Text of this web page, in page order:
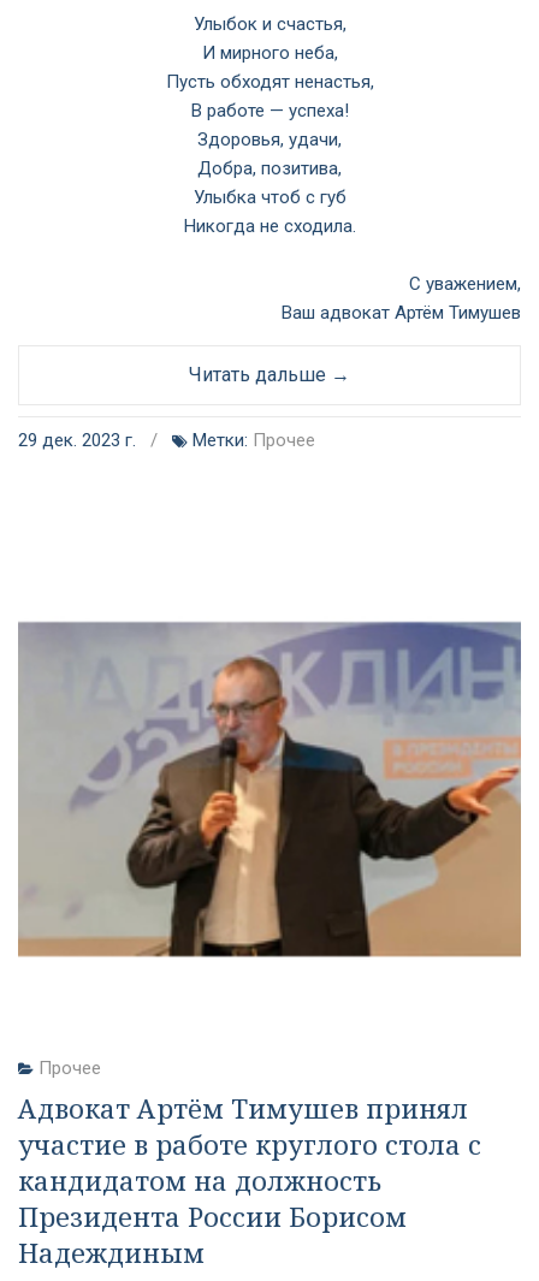
Улыбок и счастья,
И мирного неба,
Пусть обходят ненастья,
В работе — успеха!
Здоровья, удачи,
Добра, позитива,
Улыбка чтоб с губ
Никогда не сходила.
С уважением,
Ваш адвокат Артём Тимушев
Читать дальше →
29 дек. 2023 г. / Метки: Прочее
Прочее
Адвокат Артём Тимушев принял
участие в работе круглого стола с
кандидатом на должность
Президента России Борисом
Надеждиным